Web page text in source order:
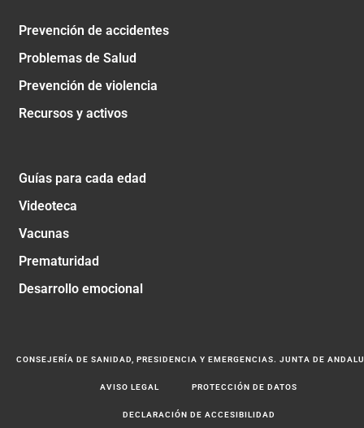
Prevención de accidentes
Problemas de Salud
Prevención de violencia
Recursos y activos
Guías para cada edad
Videoteca
Vacunas
Prematuridad
Desarrollo emocional
CONSEJERÍA DE SANIDAD, PRESIDENCIA Y EMERGENCIAS. JUNTA DE
AVISO LEGAL PROTECCIÓN DE DATOS
DECLARACIÓN DE ACCESIBILIDAD